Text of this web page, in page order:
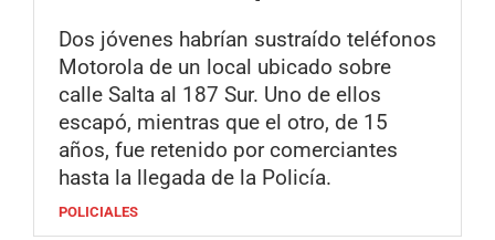
Dos jóvenes habrían sustraído teléfonos
Motorola de un local ubicado sobre
calle Salta al 187 Sur. Uno de ellos
escapó, mientras que el otro, de 15
años, fue retenido por comerciantes
hasta la llegada de la Policía.
POLICIALES